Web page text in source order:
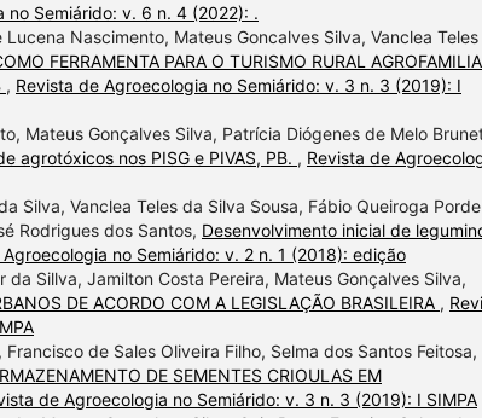
no Semiárido: v. 6 n. 4 (2022): .
Nascimento, Mateus Goncalves Silva, Vanclea Teles
FERRAMENTA PARA O TURISMO RURAL
, Revista de Agroecologia no Semiárido: v. 3 n. 3 (2019): I
Mateus Gonçalves Silva, Patrícia Diógenes de Melo
agrotóxicos nos PISG e PIVAS, PB. , Revista de
Silva, Vanclea Teles da Silva Sousa, Fábio Queiroga
Rodrigues dos Santos, Desenvolvimento inicial de
no Semiárido: v. 2 n. 1 (2018): edição
Sillva, Jamilton Costa Pereira, Mateus Gonçalves Silva,
DE ACORDO COM A LEGISLAÇÃO BRASILEIRA ,
de Sales Oliveira Filho, Selma dos Santos Feitosa,
DE SEMENTES CRIOULAS EM
de Agroecologia no Semiárido: v. 3 n. 3 (2019): I SIMPA